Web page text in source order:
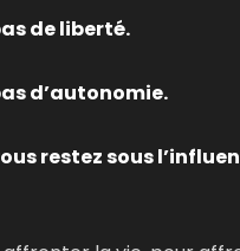
de liberté.
d’autonomie.
restez sous